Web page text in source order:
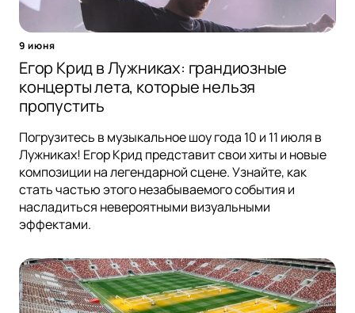
9 июня
Егор Крид в Лужниках: грандиозные
концерты лета, которые нельзя
пропустить
Погрузитесь в музыкальное шоу года 10 и 11 июля в
Лужниках! Егор Крид представит свои хиты и новые
композиции на легендарной сцене. Узнайте, как
стать частью этого незабываемого события и
насладиться невероятными визуальными
эффектами.